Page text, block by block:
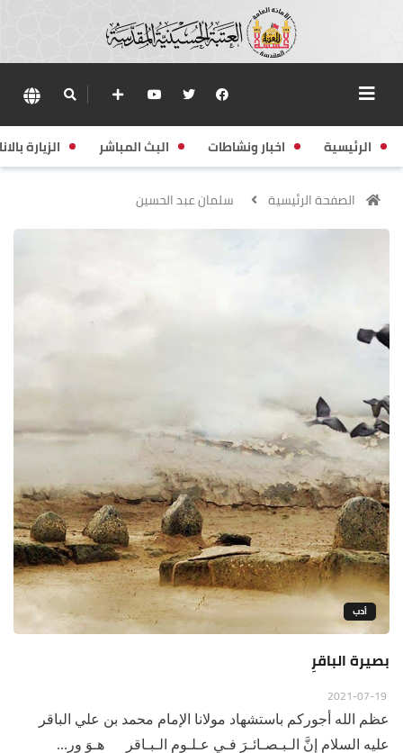
الرئيسية اخبار ونشاطات البث المباشر الزيارة
الصفحة الرئيسية سلمان عبد الحسين
أدب
بصيرة الباقرِ
عظم الله أجوركم باستشهاد مولانا الإمام محمد بن علي الباقر
عليه السلام إنَّ الـبـصـائـرَ فـي عـلـومِ الـبـاقرِ هـوَ ور...